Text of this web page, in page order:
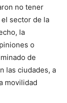
no tener
sector de la
la
o
de
las ciudades, a
movilidad